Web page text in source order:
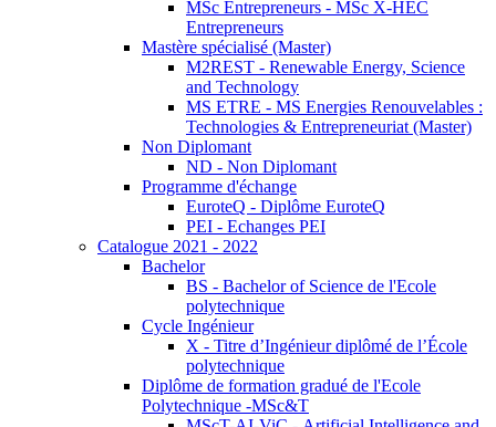
MSc Entrepreneurs - MSc X-HEC
Entrepreneurs
Mastère spécialisé (Master)
M2REST - Renewable Energy, Science
and Technology
MS ETRE - MS Energies Renouvelables :
Technologies & Entrepreneuriat (Master)
Non Diplomant
ND - Non Diplomant
Programme d'échange
EuroteQ - Diplôme EuroteQ
PEI - Echanges PEI
Catalogue 2021 - 2022
Bachelor
BS - Bachelor of Science de l'Ecole
polytechnique
Cycle Ingénieur
X - Titre d’Ingénieur diplômé de l’École
polytechnique
Diplôme de formation gradué de l'Ecole
Polytechnique -MSc&T